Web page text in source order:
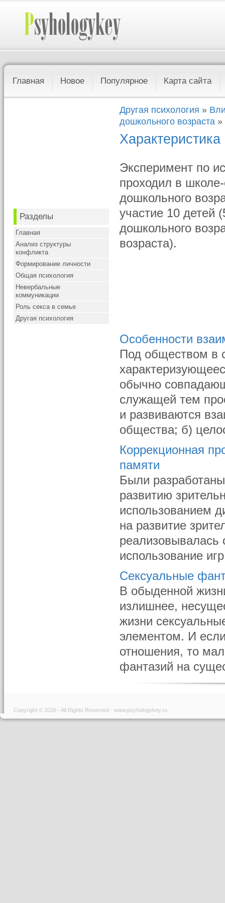
Главная Новое Популярное Карта сайта
Разделы
Главная
Анализ структуры
конфликта
Формирование личности
Общая психология
Невербальные
коммуникации
Роль секса в семье
Другая психология
Другая психология »
дошкольного возраста »
Эксперимент по
проходил в
дошкольного
участие 10 детей
дошкольного
возраста).
Особенности
Под обществом в
обычно
служащей тем
и развиваются
общества; б)
Коррекционная
памяти
Были
развитию
использованием
на развитие
реализовывалась
использование
Сексуальные
В обыденной
излишнее,
жизни
элементом. И
отношения, то
фантазий на
Copyright © 2026 - All Rights Reserved - www.psyhologykey.ru